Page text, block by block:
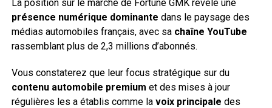
La position sur le marché de Fortune GMK révèle une
présence numérique dominante dans le paysage des
médias automobiles français, avec sa chaîne YouTube
rassemblant plus de 2,3 millions d’abonnés.
Vous constaterez que leur focus stratégique sur du
contenu automobile premium et des mises à jour
régulières les a établis comme la voix principale des